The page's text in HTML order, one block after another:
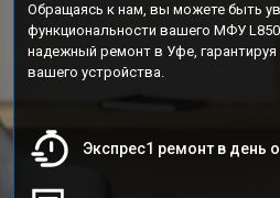
Обращаясь к нам, вы можете быть
функциональности вашего МФУ
надежный ремонт в Уфе,
вашего устройства.
Экспрес1 ремонт в день